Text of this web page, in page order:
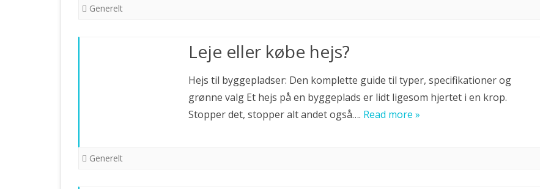
Generelt
Leje eller købe hejs?
Hejs til byggepladser: Den komplette guide til typer, specifikationer og
grønne valg Et hejs på en byggeplads er lidt ligesom hjertet i en krop.
Stopper det, stopper alt andet også…. Read more »
Generelt